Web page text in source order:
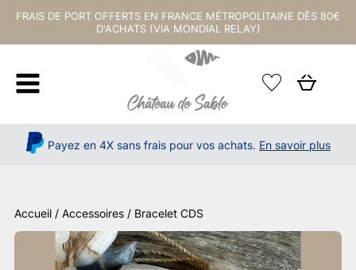
FRAIS DE PORT OFFERTS EN FRANCE MÉTROPOLITAINE DÈS 80€
D'ACHATS (VIA MONDIAL RELAY)
Payez en 4X sans frais pour vos achats. En savoir plus
Accueil / Accessoires / Bracelet CDS